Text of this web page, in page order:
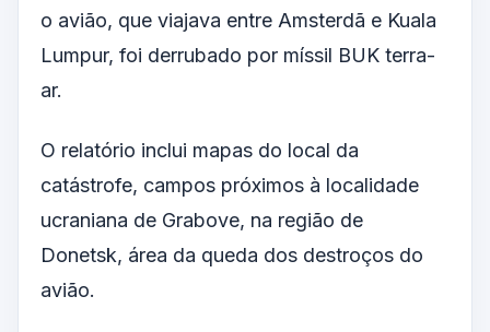
o avião, que viajava entre Amsterdã e Kuala
Lumpur, foi derrubado por míssil BUK terra-
ar.
O relatório inclui mapas do local da
catástrofe, campos próximos à localidade
ucraniana de Grabove, na região de
Donetsk, área da queda dos destroços do
avião.